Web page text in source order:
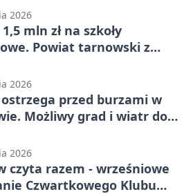
2026
mln zł na szkoły
Powiat tarnowski z
2026
przed burzami w
Możliwy grad i wiatr do
2026
czyta razem - wrześniowe
Czwartkowego Klubu